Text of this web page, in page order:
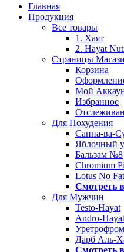
Главная
Продукция
Все товары
1. Хаят
2. Hayat
Страницы
Корзина
Мой
Избранное
Для Похудения
Санна-ва-
Яблочный
Бальзам №8
Chromium
Lotus No Fat
Смотреть
Для Мужчин
Testo-Hayat
Andro-Hayat
Уретрофром
Дарб Аль-
Смотреть